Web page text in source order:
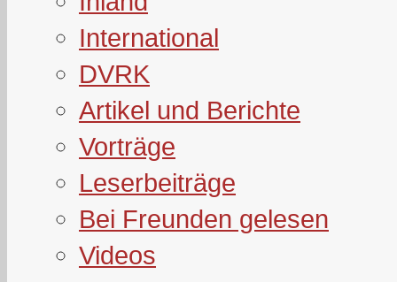
International
DVRK
Artikel und Berichte
Vorträge
Leserbeiträge
Bei Freunden gelesen
Videos